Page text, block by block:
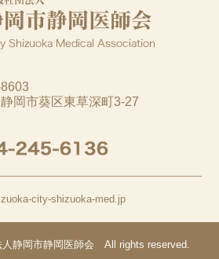
岡市葵区東草深町3-27
city-shizuoka-med.jp
静岡市静岡医師会 All rights reserved.